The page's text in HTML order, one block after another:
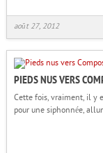
août 27, 2012
PIEDS NUS VERS
Cette fois, vraiment, il y
pour une siphonnée,